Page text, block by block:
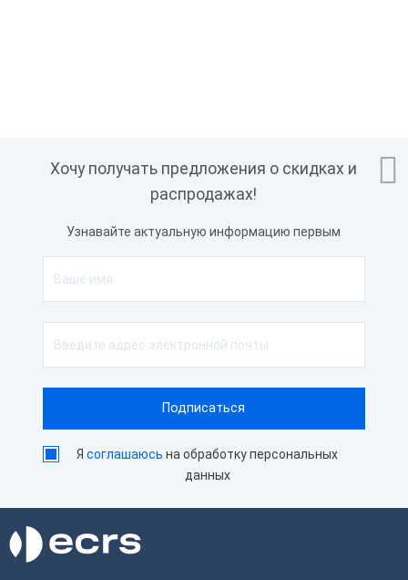

Хочу получать предложения о скидках и
распродажах!
Узнавайте актуальную информацию первым
Ясоглашаюсь на обработку персональных
данных